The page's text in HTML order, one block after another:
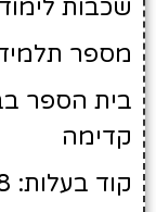
שכבות
מספר תלמידים
בית הספר
קדימה
קוד בעלות: 10413508